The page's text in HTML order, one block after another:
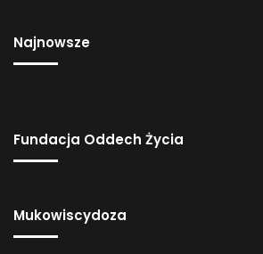
Najnowsze
Fundacja Oddech Życia
Mukowiscydoza